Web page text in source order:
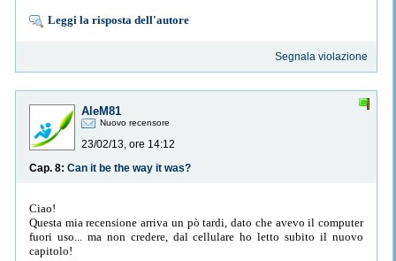
Leggi la risposta dell'autore
Segnala violazione
AleM81
Nuovo recensore
23/02/13, ore 14:12
Cap. 8: Can it be the way it was?
Ciao!
Questa mia recensione arriva un pò tardi, dato che avevo il computer
fuori uso... ma non credere, dal cellulare ho letto subito il nuovo
capitolo!